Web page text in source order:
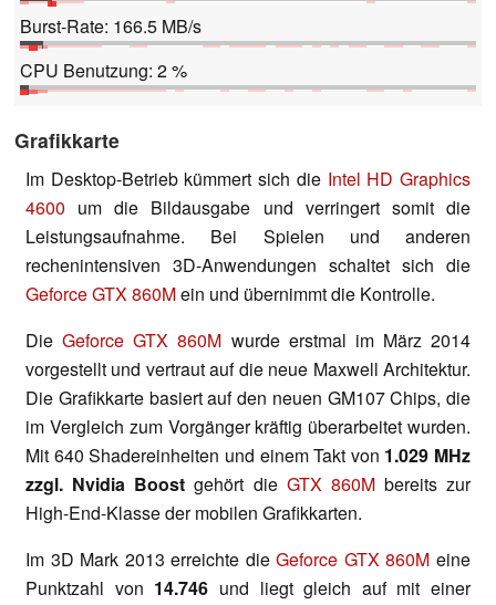
Burst-Rate: 166.5 MB/s
CPU Benutzung: 2 %
Grafikkarte
Im Desktop-Betrieb kümmert sich die Intel HD Graphics
4600 um die Bildausgabe und verringert somit die
Leistungsaufnahme. Bei Spielen und anderen
rechenintensiven 3D-Anwendungen schaltet sich die
Geforce GTX 860Mein und übernimmt die Kontrolle.
DieGeforce GTX 860M wurde erstmal im März 2014
vorgestellt und vertraut auf die neue Maxwell Architektur.
Die Grafikkarte basiert auf den neuen GM107 Chips, die
im Vergleich zum Vorgänger kräftig überarbeitet wurden.
Mit 640 Shadereinheiten und einem Takt von 1.029 MHz
zzgl. Nvidia Boost gehört die GTX 860Mbereits zur
High-End-Klasse der mobilen Grafikkarten.
Im 3D Mark 2013 erreichte dieGeforce GTX 860M eine
Punktzahl von 14.746 und liegt gleich auf mit einer